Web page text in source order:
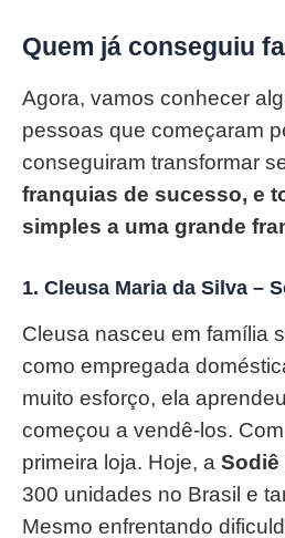
Quem já conseguiu
Agora, vamos conhecer
pessoas que começaram
conseguiram transformar
franquias de sucesso, e
simples a uma grande
1. Cleusa Maria da Silva –
Cleusa nasceu em família
como empregada
muito esforço, ela
começou a vendê-los.
primeira loja. Hoje, a Sodiê
300 unidades no Brasil e
Mesmo enfrentando